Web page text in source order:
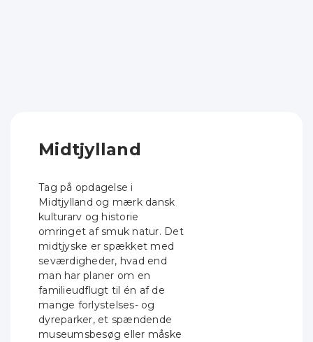
Midtjylland
Tag på opdagelse i
Midtjylland og mærk dansk
kulturarv og historie
omringet af smuk natur. Det
midtjyske er spækket med
seværdigheder, hvad end
man har planer om en
familieudflugt til én af de
mange forlystelses- og
dyreparker, et spændende
museumsbesøg eller måske